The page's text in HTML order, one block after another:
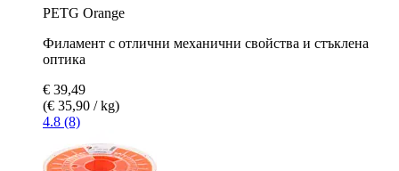
PETG Orange
Филамент с отлични механични свойства и стъклена
оптика
€ 39,49
(€ 35,90 / kg)
4.8 (8)